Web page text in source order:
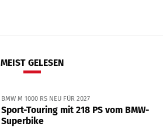
MEIST GELESEN
BMW M 1000 RS NEU FÜR 2027
Sport-Touring mit 218 PS vom BMW-
Superbike